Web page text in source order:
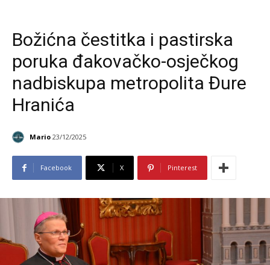
Božićna čestitka i pastirska
poruka đakovačko-osječkog
nadbiskupa metropolita Đure
Hranića
Mario 23/12/2025
Facebook X Pinterest